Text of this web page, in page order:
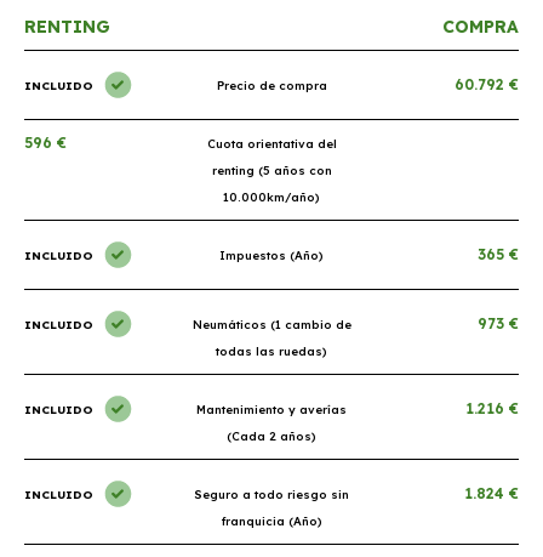
RENTING COMPRA
INCLUIDO Precio de compra 60.792 €
596 €
Cuota orientativa del
renting (5 años con
10.000km/año)
INCLUIDO Impuestos (Año) 365 €
INCLUIDO
Neumáticos (1 cambio de
todas las ruedas)
973 €
INCLUIDO
Mantenimiento y averías
(Cada 2 años)
1.216 €
INCLUIDO
Seguro a todo riesgo sin
franquicia (Año)
1.824 €